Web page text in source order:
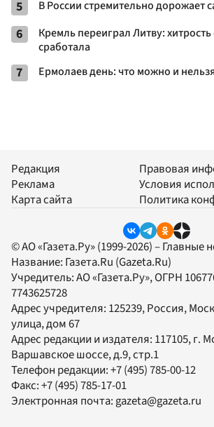
5 В России стремительно дорожает
6
Кремль переиграл Литву:
сработала
7 Ермолаев день: что можно и
Редакция
Реклама
Карта сайта
Правовая
Условия
Политика
© АО «Газета.Ру» (1999-2026) – Главные
Название: Газета.Ru (Gazeta.Ru)
Учредитель:АО «Газета.Ру», ОГРН
7743625728
Адрес учредителя: 125239, Россия,
улица, дом 67
Адрес редакции и издателя: 117105, г.
Варшавское шоссе, д.9, стр.1
Телефон редакции:+7 (495) 785-00-12
Факс:+7 (495) 785-17-01
Электронная почта: gazeta@gazeta.ru